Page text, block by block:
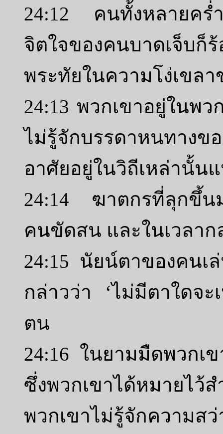
24:12 คนทั้งหลายค
จิตใจของคนบาดเจ็
พระทัยในความโง่เขลา
24:13 พวกเขาอยู่ในพ
ไม่รู้จักบรรดาหนทา
อาศัยอยู่ในวิถีเหล่านั้น
24:14 ฆาตกรที่ลุกขึ้น
คนขัดสน และในเวลา
24:15 นัยน์ตาของคนเ
กล่าวว่า ‘ไม่มีตาใดจ
ตน
24:16 ในยามมืดพวกเ
ซึ่งพวกเขาได้หมายไว้ส
พวกเขาไม่รู้จักความสว่